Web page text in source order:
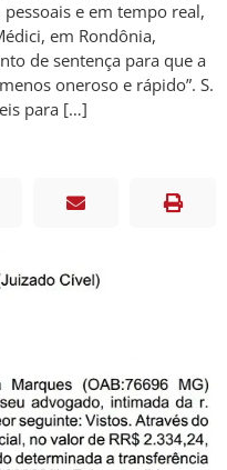
e em tempo real,
em Rondônia,
de sentença para que a
oneroso e rápido”. S.
para […]